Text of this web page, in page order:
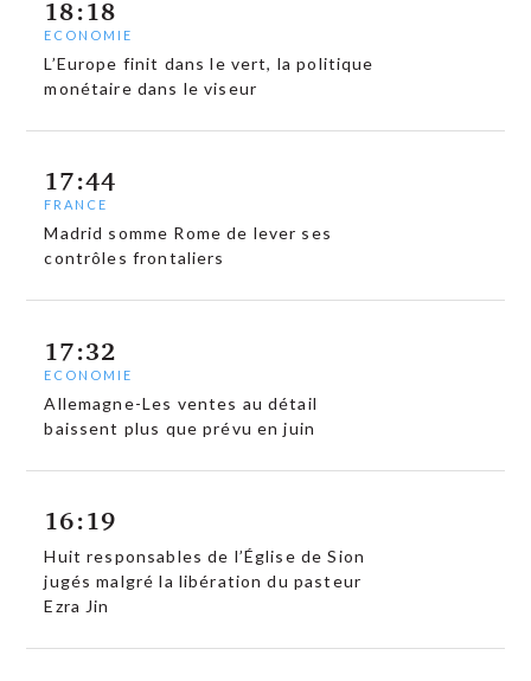
18:18
ECONOMIE
L’Europe finit dans le vert, la politique
monétaire dans le viseur
17:44
FRANCE
Madrid somme Rome de lever ses
contrôles frontaliers
17:32
ECONOMIE
Allemagne-Les ventes au détail
baissent plus que prévu en juin
16:19
Huit responsables de l’Église de Sion
jugés malgré la libération du pasteur
Ezra Jin